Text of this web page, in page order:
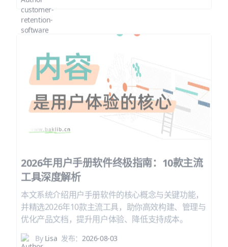
2026年用户手册软件终极指南：10款主流
工具深度解析
本文系统介绍用户手册软件的核心概念与关键功能，
并精选2026年10款主流工具，助你高效构建、管理与
优化产品文档，提升用户体验、降低支持成本。
ByLisa 发布：2026-08-03